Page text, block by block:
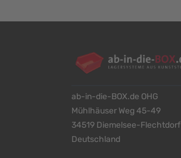
ab-in-die-BOX.de OHG
Mühlhäuser Weg 45-49
34519 Diemelsee-Flechtdorf
Deutschland